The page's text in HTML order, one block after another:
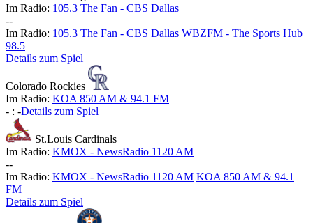
Im Radio: 105.3 The Fan - CBS Dallas
--
Im Radio: 105.3 The Fan - CBS Dallas WBZFM - The Sports Hub
98.5
Details zum Spiel
Colorado Rockies
Im Radio: KOA 850 AM & 94.1 FM
- : -Details zum Spiel
St.Louis Cardinals
Im Radio: KMOX - NewsRadio 1120 AM
--
Im Radio: KMOX - NewsRadio 1120 AM KOA 850 AM & 94.1
FM
Details zum Spiel